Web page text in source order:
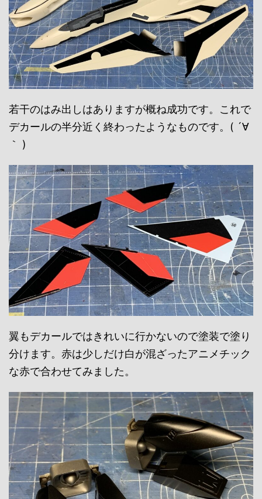
若干のはみ出しはありますが概ね成功です。これで
デカールの半分近く終わったようなものです。( ´∀
｀ )
翼もデカールではきれいに行かないので塗装で塗り
分けます。赤は少しだけ白が混ざったアニメチック
な赤で合わせてみました。